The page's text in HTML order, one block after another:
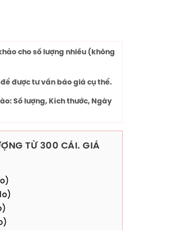
cho số lượng nhiều (không
được tư vấn báo giá cụ thể.
Số lượng, Kích thước, Ngày
TỪ 300 CÁI. GIÁ